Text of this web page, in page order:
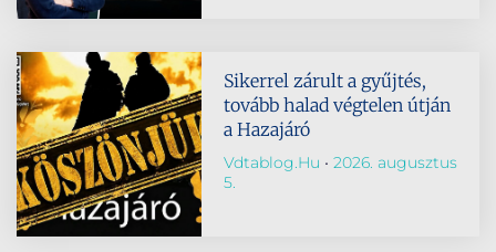
Sikerrel zárult a gyűjtés,
tovább halad végtelen útján
a Hazajáró
Vdtablog.hu
2026. augusztus
5.